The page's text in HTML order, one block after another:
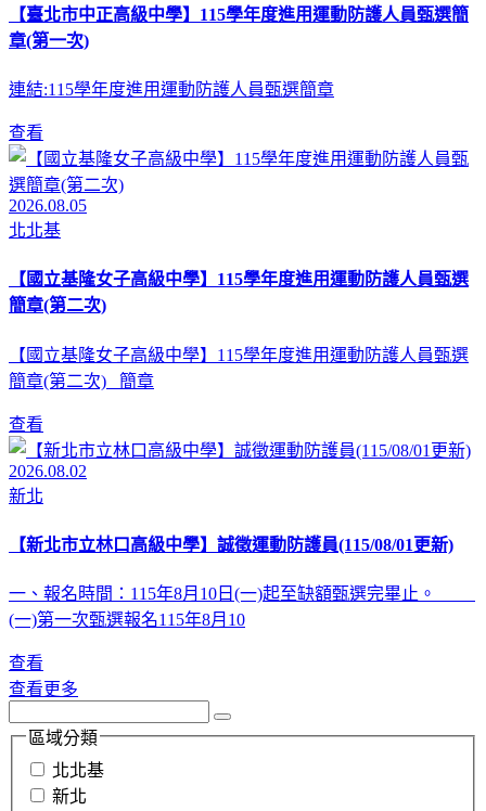
【臺北市中正高級中學】115學年度進用運動防護人員甄選簡
章(第一次)
連結:115學年度進用運動防護人員甄選簡章
查看
2026.08.05
北北基
【國立基隆女子高級中學】115學年度進用運動防護人員甄選
簡章(第二次)
【國立基隆女子高級中學】115學年度進用運動防護人員甄選
簡章(第二次) 簡章
查看
2026.08.02
新北
【新北市立林口高級中學】誠徵運動防護員(115/08/01更新)
一、報名時間：115年8月10日(一)起至缺額甄選完畢止。
(一)第一次甄選報名115年8月10
查看
查看更多
區域分類
北北基
新北